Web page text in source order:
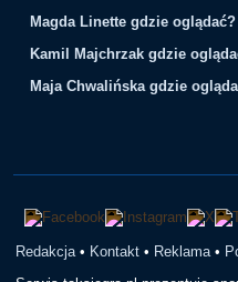
Magda Linette gdzie oglądać?
Kamil Majchrzak gdzie
Maja Chwalińska gdzie
Redakcja • Kontakt • Reklama •